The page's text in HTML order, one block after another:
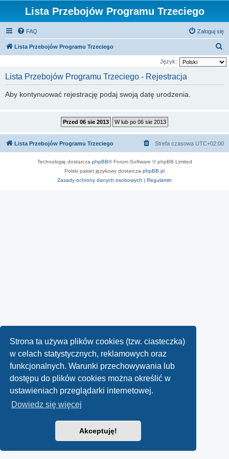
Strona ta używa plików cookies (tzw. ciasteczka)
w celach statystycznych, reklamowych oraz
funkcjonalnych. Warunki przechowywania lub
dostępu do plików cookies można określić w
ustawieniach przeglądarki internetowej.
Dowiedz się więcej
Akceptuję!
Lista Przebojów Programu Trzeciego
FAQ Zaloguj się
Lista Przebojów Programu Trzeciego
z
Język:
Lista Przebojów Programu Trzeciego - Rejestracja
Aby kontynuować rejestrację podaj swoją datę urodzenia.
Lista Przebojów Programu Trzeciego Strefa czasowa UTC+02:00
Technologię dostarcza phpBB® Forum Software © phpBB Limited
Polski pakiet językowy dostarcza phpBB.pl
Zasady ochrony danych osobowych
Regulamin